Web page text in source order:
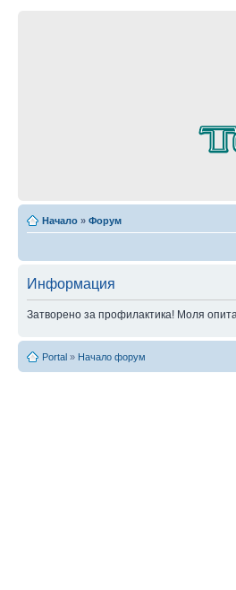
Начало » Форум
Информация
Затворено за профилактика! Моля
Portal » Начало форум